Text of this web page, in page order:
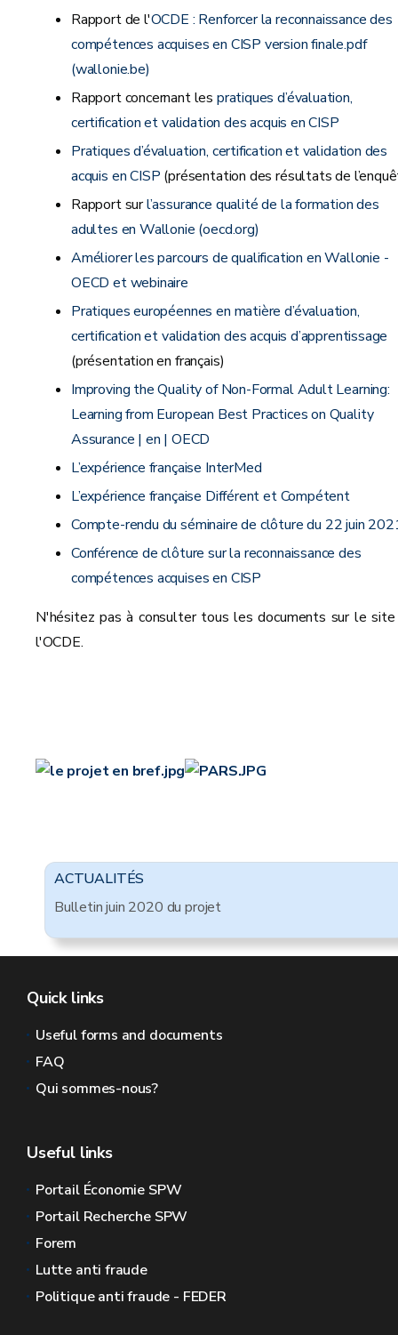
Rapport de l'OCDE : Renforcer la reconnaissance des
compétences acquises en CISP version finale.pdf
(wallonie.be)
Rapport concernant les pratiques d’évaluation,
certification et validation des acquis en CISP
Pratiques d’évaluation, certification et validation des
acquis en CISP (présentation des résultats de
Rapport surl’assurance qualité de la formation des
adultes en Wallonie (oecd.org)
Améliorer les parcours de qualification en Wallonie -
OECD et webinaire
Pratiques européennes en matière d’évaluation,
certification et validation des acquis d’apprentissage
(présentation en français)
Improving the Quality of Non-Formal Adult Learning:
Learning from European Best Practices on Quality
Assurance | en | OECD
L’expérience française InterMed
L’expérience française Différent et Compétent
Compte-rendu du séminaire de clôture du 22 juin
Conférence de clôture sur la reconnaissance des
compétences acquises en CISP
N'hésitez pas à consulter tous les documents sur le
l'OCDE.
ACTUALITÉS
Bulletin juin 2020 du projet
Quick links
Useful forms and documents
FAQ
Qui sommes-nous?
Useful links
Portail Économie SPW
Portail Recherche SPW
Forem
Lutte anti fraude
Politique anti fraude - FEDER